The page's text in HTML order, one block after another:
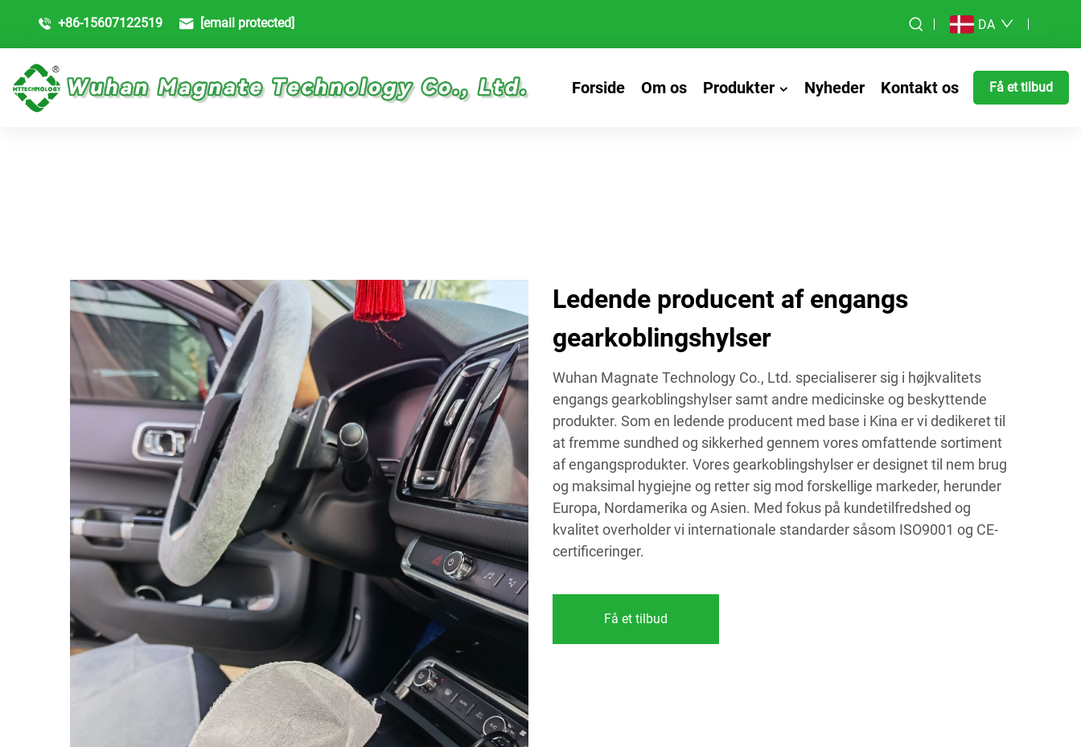
+86-15607122519 [email protected] DA
Forside Om os Produkter Nyheder Kontakt os Få et tilbud
Ledende producent af engangs
gearkoblingshylser
Wuhan Magnate Technology Co., Ltd. specialiserer sig i højkvalitets
engangs gearkoblingshylser samt andre medicinske og beskyttende
produkter. Som en ledende producent med base i Kina er vi dedikeret til
at fremme sundhed og sikkerhed gennem vores omfattende sortiment
af engangsprodukter. Vores gearkoblingshylser er designet til nem brug
og maksimal hygiejne og retter sig mod forskellige markeder, herunder
Europa, Nordamerika og Asien. Med fokus på kundetilfredshed og
kvalitet overholder vi internationale standarder såsom ISO9001 og CE-
certificeringer.
Få et tilbud